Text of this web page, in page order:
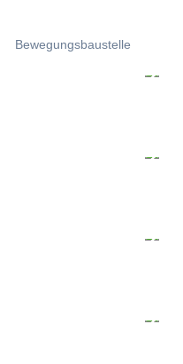
Bewegungsbaustelle